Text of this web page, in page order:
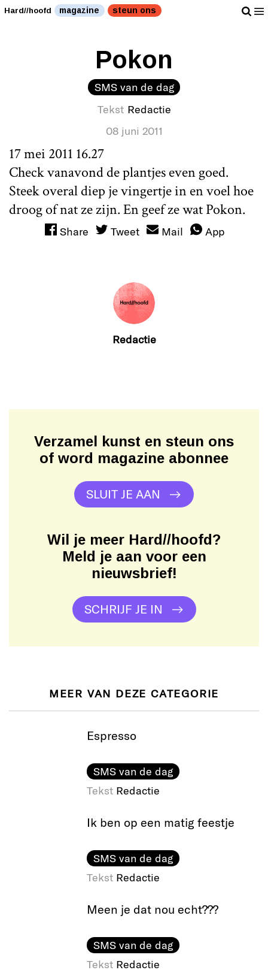
Hard//hoofd magazine steun ons
Pokon
SMS van de dag
Tekst Redactie
08 juni 2011
17 mei 2011 16.27
Check vanavond de plantjes even goed.
Steek overal diep je vingertje in en voel hoe
droog of nat ze zijn. En geef ze wat Pokon.
Share Tweet Mail App
Redactie
Verzamel kunst en steun ons
of word magazine abonnee
SLUIT JE AAN
Wil je meer Hard//hoofd?
Meld je aan voor een
nieuwsbrief!
SCHRIJF JE IN
MEER VAN DEZE CATEGORIE
Espresso
SMS van de dag
Tekst Redactie
Ik ben op een matig feestje
SMS van de dag
Tekst Redactie
Meen je dat nou echt???
SMS van de dag
Tekst Redactie